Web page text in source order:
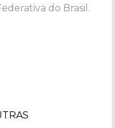
do Brasil.